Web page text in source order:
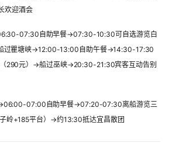
欢迎酒会
07:30自助早餐→07:30-10:30可自选游览白
过瞿塘峡→12:00-13:00自助午餐→14:30-17:30
290元）→船过巫峡→20:30-21:30宾客互动告别
07:00自助早餐→07:20-07:30离船游览三
岭+185平台）→约13:30抵达宜昌散团